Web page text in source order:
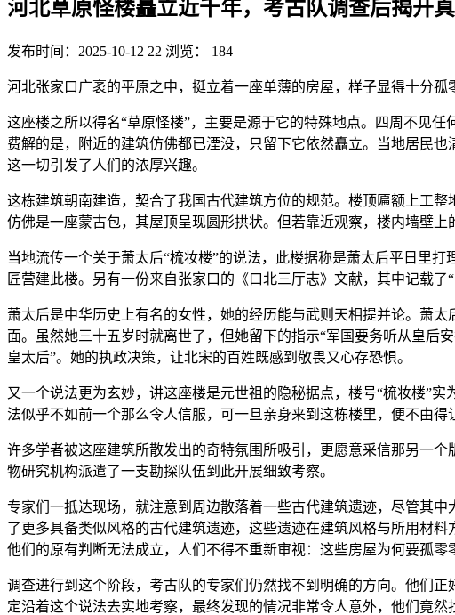
河北草原怪楼矗立近千年，考古队调查后揭开真
发布时间：2025-10-12 22 浏览： 184
河北张家口广袤的平原之中，挺立着一座单薄的房屋，样子显得十分
这座楼之所以得名“草原怪楼”，主要是源于它的特殊地点。四周不见
费解的是，附近的建筑仿佛都已湮没，只留下它依然矗立。当地居民
这一切引发了人们的浓厚兴趣。
这栋建筑朝南建造，契合了我国古代建筑方位的规范。楼顶匾额上工
仿佛是一座蒙古包，其屋顶呈现圆形拱状。但若靠近观察，楼内墙壁
当地流传一个关于萧太后“梳妆楼”的说法，此楼据称是萧太后平日里
匠营建此楼。另有一份来自张家口的《口北三厅志》文献，其中记载
萧太后是中华历史上有名的女性，她的经历能与武则天相提并论。萧
面。虽然她三十五岁时就离世了，但她留下的指示“军国要务听从皇后
皇太后”。她的执政决策，让北宋的百姓既感到敬畏又心存恐惧。
又一个说法更为玄妙，讲这座楼是元世祖的隐秘据点，楼号“梳妆楼”
法似乎不如前一个那么令人信服，可一旦亲身来到这栋楼里，便不由
许多学者被这座建筑所散发出的奇特氛围所吸引，更愿意采信那另一
物研究机构派遣了一支勘探队伍到此开展细致考察。
专家们一抵达现场，就注意到周边散落着一些古代建筑遗迹，尽管其
了更多具备类似风格的古代建筑遗迹，这些遗迹在建筑风格与所用材
他们的原有判断无法成立，人们不得不重新审视：这些房屋为何要孤
调查进行到这个阶段，考古队的专家们仍然找不到明确的方向。他们
定沿着这个说法去实地考察，最终发现的情况非常令人意外，他们竟然